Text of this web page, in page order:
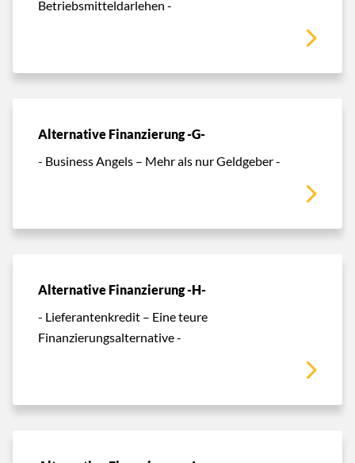
Betriebsmitteldarlehen -
Alternative Finanzierung -G-
- Business Angels – Mehr als nur Geldgeber -
Alternative Finanzierung -H-
- Lieferantenkredit – Eine teure
Finanzierungsalternative -